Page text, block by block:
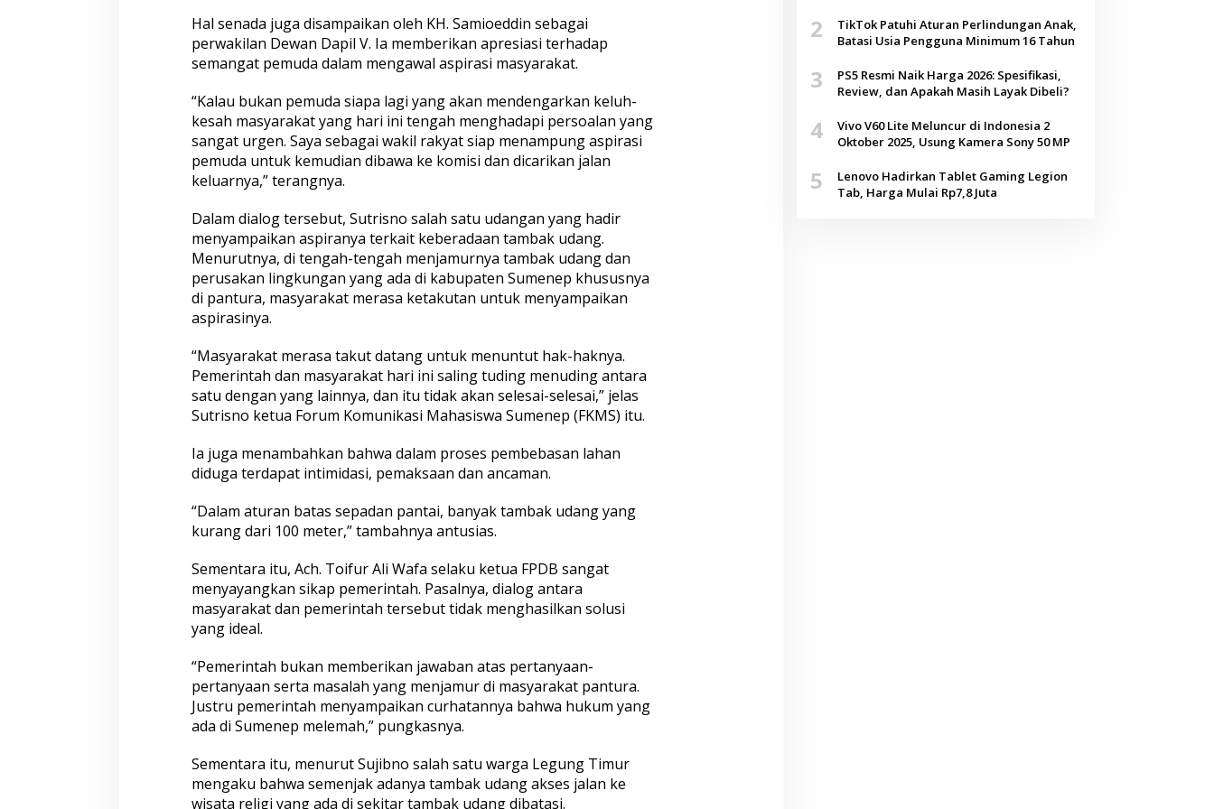
Hal senada juga disampaikan oleh KH. Samioeddin sebagai
perwakilan Dewan Dapil V. Ia memberikan apresiasi terhadap
semangat pemuda dalam mengawal aspirasi masyarakat.
“Kalau bukan pemuda siapa lagi yang akan mendengarkan keluh-
kesah masyarakat yang hari ini tengah menghadapi persoalan yang
sangat urgen. Saya sebagai wakil rakyat siap menampung aspirasi
pemuda untuk kemudian dibawa ke komisi dan dicarikan jalan
keluarnya,” terangnya.
Dalam dialog tersebut, Sutrisno salah satu udangan yang hadir
menyampaikan aspiranya terkait keberadaan tambak udang.
Menurutnya, di tengah-tengah menjamurnya tambak udang dan
perusakan lingkungan yang ada di kabupaten Sumenep khususnya
di pantura, masyarakat merasa ketakutan untuk menyampaikan
aspirasinya.
“Masyarakat merasa takut datang untuk menuntut hak-haknya.
Pemerintah dan masyarakat hari ini saling tuding menuding antara
satu dengan yang lainnya, dan itu tidak akan selesai-selesai,” jelas
Sutrisno ketua Forum Komunikasi Mahasiswa Sumenep (FKMS) itu.
Ia juga menambahkan bahwa dalam proses pembebasan lahan
diduga terdapat intimidasi, pemaksaan dan ancaman.
“Dalam aturan batas sepadan pantai, banyak tambak udang yang
kurang dari 100 meter,” tambahnya antusias.
Sementara itu, Ach. Toifur Ali Wafa selaku ketua FPDB sangat
menyayangkan sikap pemerintah. Pasalnya, dialog antara
masyarakat dan pemerintah tersebut tidak menghasilkan solusi
yang ideal.
“Pemerintah bukan memberikan jawaban atas pertanyaan-
pertanyaan serta masalah yang menjamur di masyarakat pantura.
Justru pemerintah menyampaikan curhatannya bahwa hukum yang
ada di Sumenep melemah,” pungkasnya.
Sementara itu, menurut Sujibno salah satu warga Legung Timur
mengaku bahwa semenjak adanya tambak udang akses jalan ke
wisata religi yang ada di sekitar tambak udang dibatasi.
2
TikTok Patuhi Aturan Perlindungan Anak,
Batasi Usia Pengguna Minimum 16 Tahun
3
PS5 Resmi Naik Harga 2026: Spesifikasi,
Review, dan Apakah Masih Layak Dibeli?
4
Vivo V60 Lite Meluncur di Indonesia 2
Oktober 2025, Usung Kamera Sony 50 MP
5
Lenovo Hadirkan Tablet Gaming Legion
Tab, Harga Mulai Rp7,8 Juta